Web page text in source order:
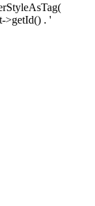
>getId() . '